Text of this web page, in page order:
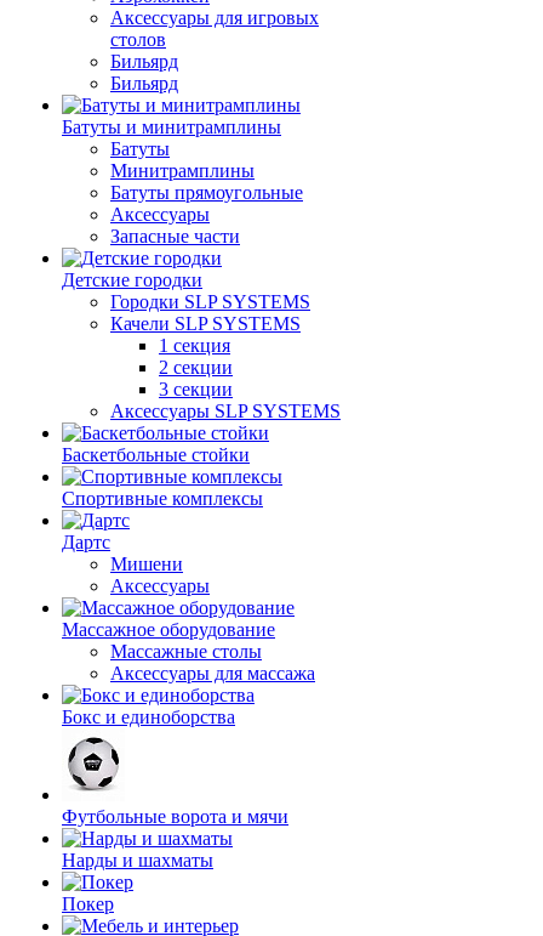
Аксессуары для игровых
столов
Бильяpд
Бильяpд
Батуты и минитрамплины
Батуты
Минитрамплины
Батуты прямоугольные
Аксессуары
Запасные части
Детские городки
Городки SLP SYSTEMS
Качели SLP SYSTEMS
1 секция
2 секции
3 секции
Аксессуары SLP SYSTEMS
Баскетбольные стойки
Спортивные комплексы
Дартс
Мишени
Аксессуары
Массажное оборудование
Массажные столы
Аксессуары для массажа
Бокс и единоборства
Футбольные ворота и мячи
Нарды и шахматы
Покер